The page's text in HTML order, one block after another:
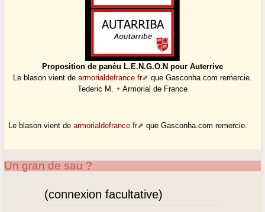
Proposition de panèu L.E.N.G.O.N pour Auterrive
Le blason vient de armorialdefrance.fr
que Gasconha.com remercie.
Tederic M. + Armorial de France
Le blason vient dearmorialdefrance.fr que Gasconha.com remercie.
Un gran de sau ?
(connexion facultative)